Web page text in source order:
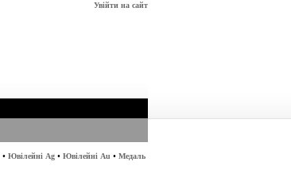
Увійти на сайт
• Ювілейні Ag • Ювілейні Au • Медаль